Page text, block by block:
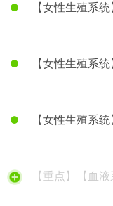
【女性生殖系
【女性生殖系
【女性生殖系
【重点】【血